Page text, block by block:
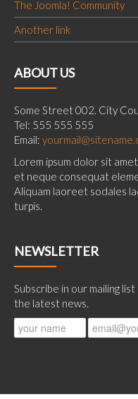
The Joomla! Community
Another link
ABOUT US
Some Street 002. City
Tel: 555 555 555
Email:
Lorem ipsum dolor sit
et neque consequat
Aliquam laoreet sodales
turpis.
NEWSLETTER
Subscribe in our mailing
the latest news.